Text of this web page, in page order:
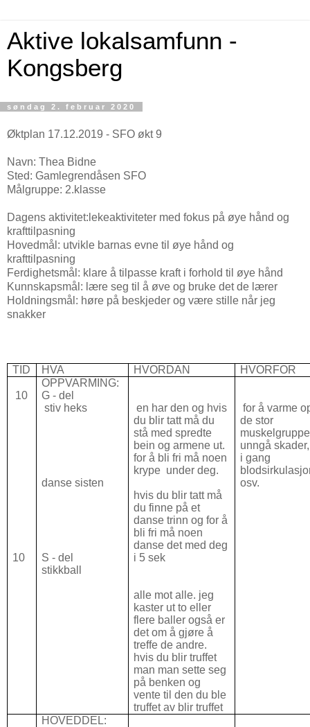
Aktive lokalsamfunn -
Kongsberg
søndag 2. februar 2020
Øktplan 17.12.2019 - SFO økt 9
Navn: Thea Bidne
Sted: Gamlegrendåsen SFO
Målgruppe: 2.klasse
Dagens aktivitet:lekeaktiviteter med fokus på øye hånd og
krafttilpasning
Hovedmål: utvikle barnas evne til øye hånd og
krafttilpasning
Ferdighetsmål: klare å tilpasse kraft i forhold til øye hånd
Kunnskapsmål: lære seg til å øve og bruke det de lærer
Holdningsmål: høre på beskjeder og være stille når jeg
snakker
TID HVA HVORDAN HVORFOR
10
10
OPPVARMING:
G - del
stiv heks
danse sisten
S - del
stikkball
en har den og hvis
du blir tatt må du
stå med spredte
bein og armene ut.
for å bli fri må noen
krype under deg.
hvis du blir tatt må
du finne på et
danse trinn og for å
bli fri må noen
danse det med deg
i 5 sek
alle mot alle. jeg
kaster ut to eller
flere baller også er
det om å gjøre å
treffe de andre.
hvis du blir truffet
man man sette seg
på benken og
vente til den du ble
truffet av blir truffet
for å varme
de stor
unngå
i gang
osv.
HOVEDDEL: